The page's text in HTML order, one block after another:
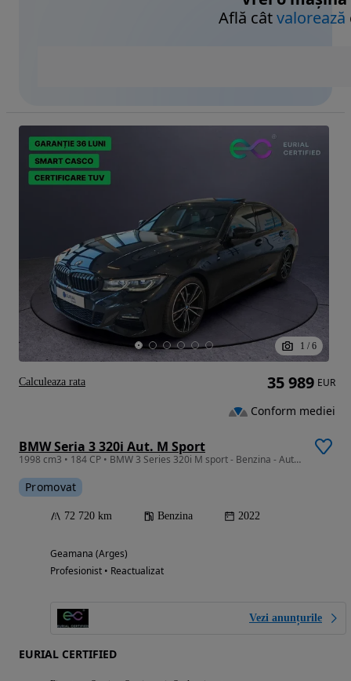
Află câtvalorează
1 / 6
BMW Seria 3 320i Aut. M Sport
1998 cm3 • 184 CP • BMW 3 Series 320i M sport - Benzina - Automatic - 184 hp - 72.717 km
Promovat
72 720 km Benzina 2022
Geamana (Arges)
Profesionist • Reactualizat
Vezi anunțurile
EURIAL CERTIFIED
35 989 EUR
Conform mediei
Calculeaza rata